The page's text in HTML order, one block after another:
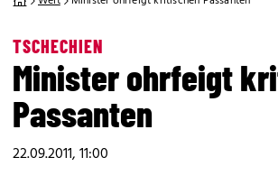
TSCHECHIEN
Minister ohrfeigt
Passanten
22.09.2011, 11:00